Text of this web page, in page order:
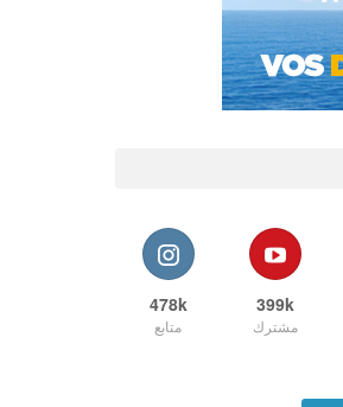
399k
مشترك
478k
متابع